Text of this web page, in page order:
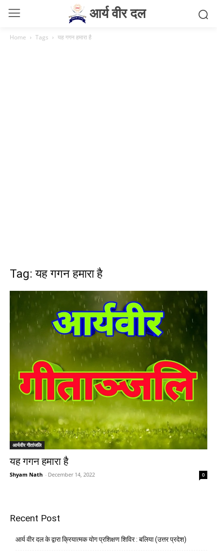
आर्य वीर दल
Home Tags यह गगन हमारा है
Tag: यह गगन हमारा है
आर्यवीर गीतांजलि
यह गगन हमारा है
Shyam Nath - December 14, 2022 0
Recent Post
आर्य वीर दल के द्वारा क्रियात्मक योग प्रशिक्षण शिविर : बलिया (उत्तर प्रदेश)